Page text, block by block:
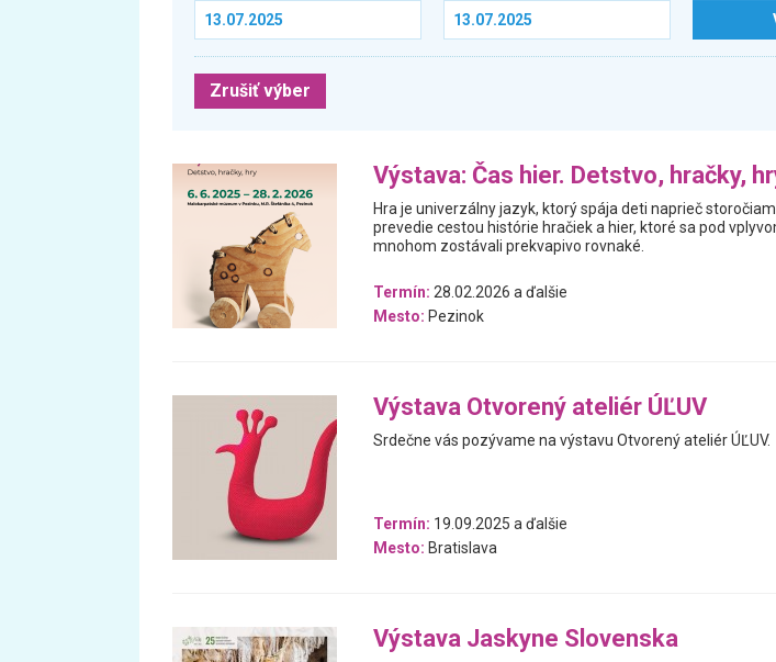
Zrušiť výber
Výstava: Čas hier. Detstvo, hračky,
Hra je univerzálny jazyk, ktorý spája deti naprieč
prevedie cestou histórie hračiek a hier, ktoré sa pod
mnohom zostávali prekvapivo rovnaké.
Termín: 28.02.2026 a ďalšie
Mesto: Pezinok
Výstava Otvorený ateliér ÚĽUV
Srdečne vás pozývame na výstavu Otvorený ateliér ÚĽUV.
Termín: 19.09.2025 a ďalšie
Mesto: Bratislava
Výstava Jaskyne Slovenska